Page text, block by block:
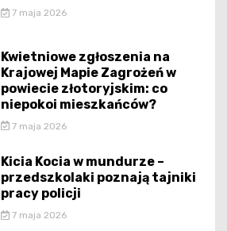
7 maja 2026
Kwietniowe zgłoszenia na
Krajowej Mapie Zagrożeń w
powiecie złotoryjskim: co
niepokoi mieszkańców?
7 maja 2026
Kicia Kocia w mundurze –
przedszkolaki poznają tajniki
pracy policji
7 maja 2026